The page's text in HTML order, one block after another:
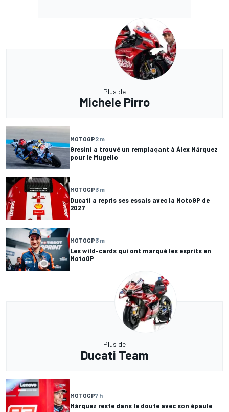
Plus de
Michele Pirro
MOTOGP2 m
Gresini a trouvé un remplaçant à Álex Márquez
pour le Mugello
MOTOGP3 m
Ducati a repris ses essais avec la MotoGP de
2027
MOTOGP3 m
Les wild-cards qui ont marqué les esprits en
MotoGP
Plus de
Ducati Team
MOTOGP7 h
Márquez reste dans le doute avec son épaule